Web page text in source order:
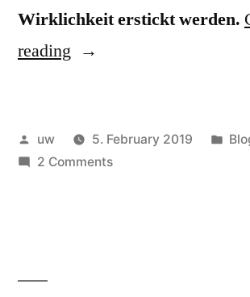
Wirklichkeit erstickt werden.
reading “Tempo
Freiheit”
Posted
by
uw 5. February 2019
2 Commentson